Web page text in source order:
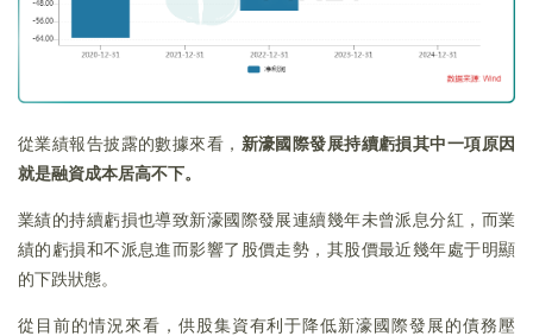
從業績報告披露的數據來看， 新濠國際發展持續虧損其中一項原因
就是融資成本居高不下。
業績的持續虧損也導致新濠國際發展連續幾年未曾派息分紅，而業
績的虧損和不派息進而影響了股價走勢，其股價最近幾年處于明顯
的下跌狀態。
從目前的情況來看，供股集資有利于降低新濠國際發展的債務壓